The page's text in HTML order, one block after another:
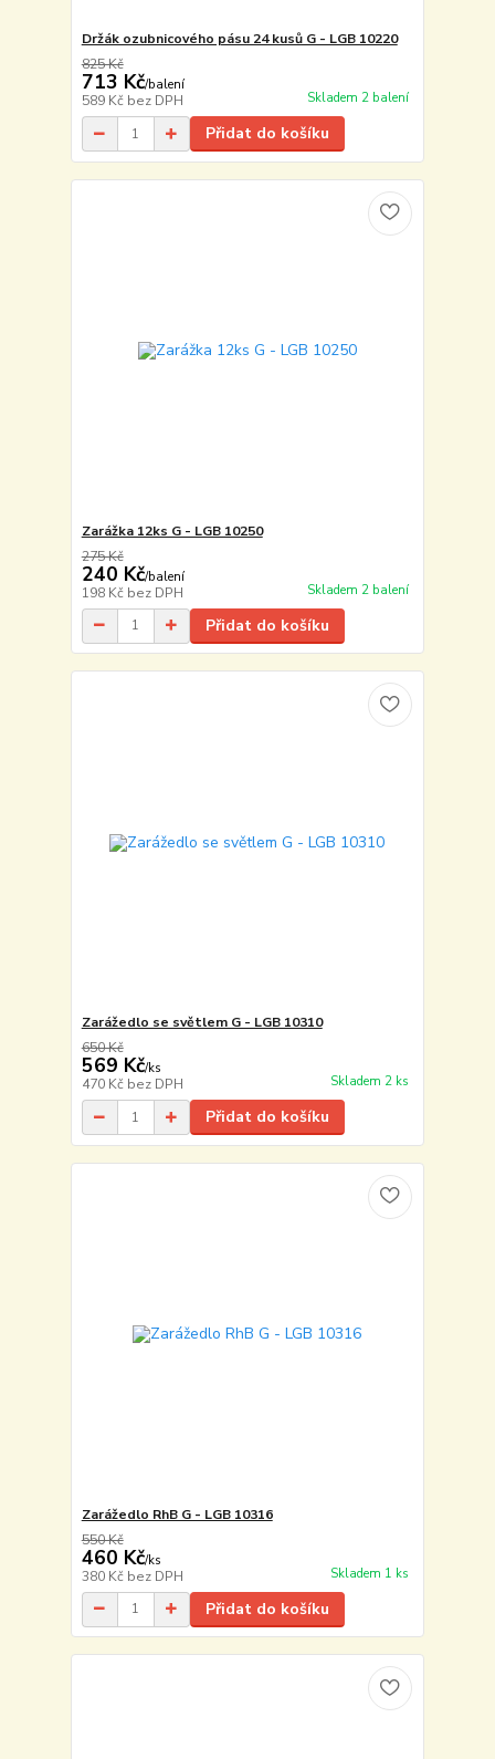
Držák ozubnicového pásu 24 kusů G - LGB 10220
825 Kč
713 Kč/balení
589 Kč bez DPH Skladem 2 balení
Přidat do košíku
Zarážka 12ks G - LGB 10250
275 Kč
240 Kč/balení
198 Kč bez DPH Skladem 2 balení
Přidat do košíku
Zarážedlo se světlem G - LGB 10310
650 Kč
569 Kč/ks
470 Kč bez DPH Skladem 2 ks
Přidat do košíku
Zarážedlo RhB G - LGB 10316
550 Kč
460 Kč/ks
380 Kč bez DPH Skladem 1 ks
Přidat do košíku